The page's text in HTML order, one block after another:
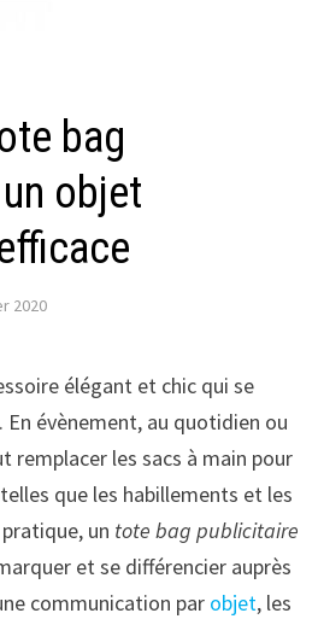
bag
objet
2020
élégant et chic qui se
évènement, au quotidien ou
remplacer les sacs à main pour
que les habillements et les
un tote bag publicitaire
et se différencier auprès
communication par objet, les